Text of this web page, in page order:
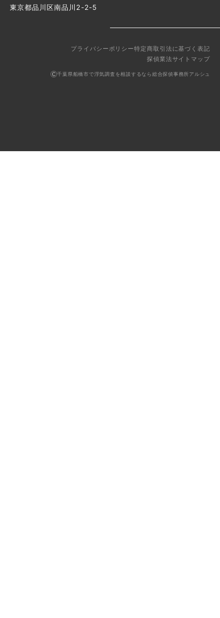
東京都品川区南品川2-2-5
プライバシーポリシー特定商取引法に基づく表記
探偵業法サイトマップ
千葉県船橋市で浮気調査を相談するなら総合探偵事務所アルシュ